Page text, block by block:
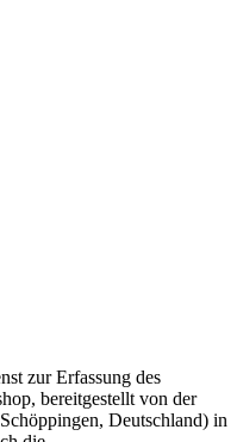
zur Erfassung des
bereitgestellt von der
Deutschland) in